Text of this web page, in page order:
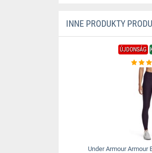
INNE PRODUKTY
ÚJDONSÁG
Under Armour Armour